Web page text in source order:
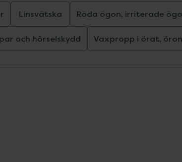
Linsvätska Röda ögon, irriterade
och hörselskydd Vaxpropp i örat,